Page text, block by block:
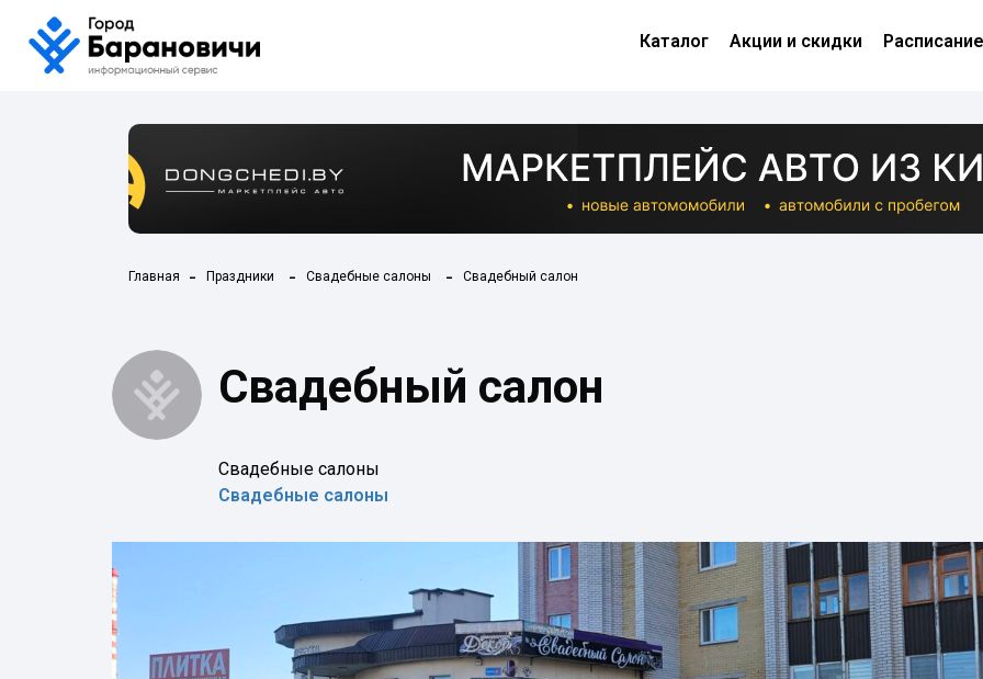
Каталог Акции и скидки Расписание
Главная Праздники Свадебные салоны Свадебный салон
Свадебный салон
Свадебные салоны
Свадебные салоны